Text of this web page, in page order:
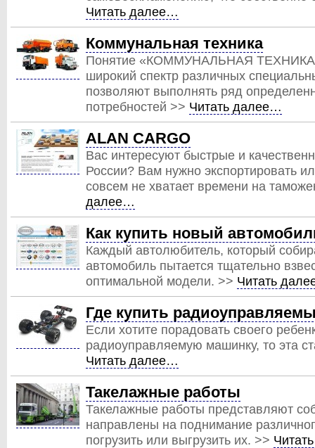
Читать далее…
Коммунальная техника
Понятие «КОММУНАЛЬНАЯ ТЕХНИКА»
широкий спектр различных
позволяют выполнять ряд
потребностей >> Читать далее…
ALAN CARGO
Вас интересуют быстрые и
России? Вам нужно экспортировать
совсем не хватает времени на
далее…
Как купить новый
Каждый автолюбитель, который
автомобиль пытается тщательно
оптимальной модели. >> Читать
Где купить
Если хотите порадовать своего
радиоуправляемую машинку, то эта
Читать далее…
Такелажные работы
Такелажные работы представляют
направлены на поднимание
погрузить или выгрузить их. >>